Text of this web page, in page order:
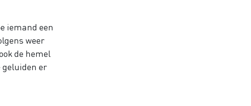
iemand een
weer
de hemel
geluiden er